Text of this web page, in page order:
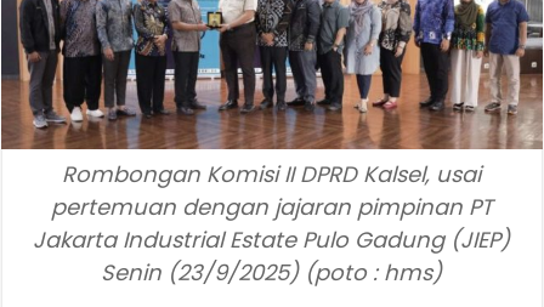
Rombongan Komisi II DPRD Kalsel, usai
pertemuan dengan jajaran pimpinan PT
Jakarta Industrial Estate Pulo Gadung (JIEP)
Senin (23/9/2025) (poto : hms)